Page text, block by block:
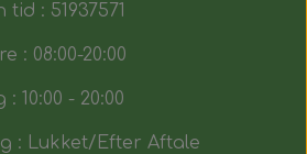
tid : 51937571
: 08:00-20:00
: 10:00 - 20:00
: Lukket/Efter Aftale